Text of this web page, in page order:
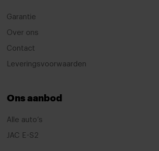
Bandenspanningscontrolesysteem
bots waarschuwing systeem
Brake Assist System
Elektronisch Stabiliteits Programma
Hill hold functie
Isofix bevestiging voor kinderzitjes
Garantie
Over ons
Contact
Leveringsvoorwaarden
Ons aanbod
Alle auto’s
JAC E-S2